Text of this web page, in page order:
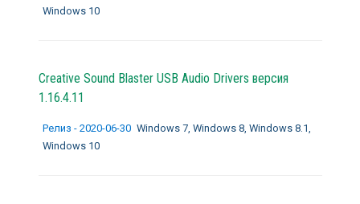
Windows 10
Creative Sound Blaster USB Audio Drivers версия
1.16.4.11
Релиз - 2020-06-30 Windows 7, Windows 8, Windows 8.1,
Windows 10